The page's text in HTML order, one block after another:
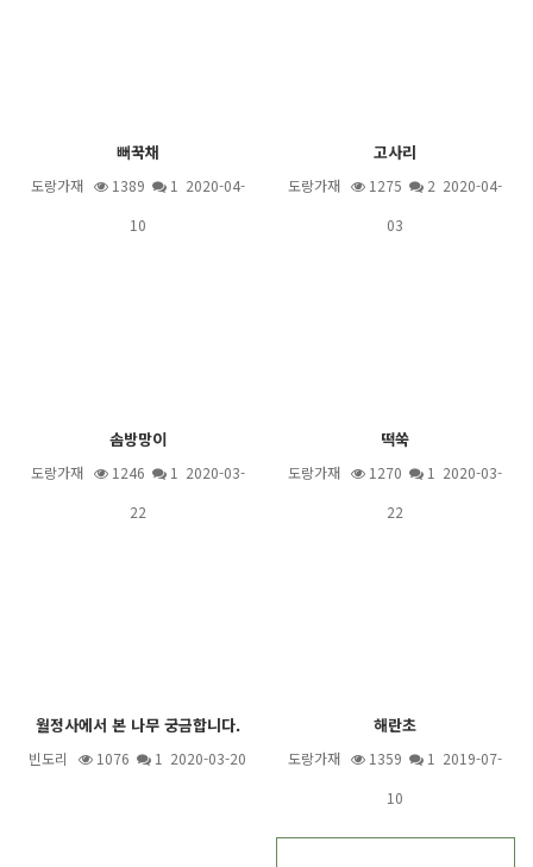
뻐꾹채
도랑가재 1389 1 2020-04-
10
고사리
도랑가재 1275 2 2020-04-
03
솜방망이
도랑가재 1246 1 2020-03-
22
떡쑥
도랑가재 1270 1 2020-03-
22
월정사에서 본 나무 궁금합니다.
빈도리 1076 1 2020-03-20
해란초
도랑가재 1359 1 2019-07-
10